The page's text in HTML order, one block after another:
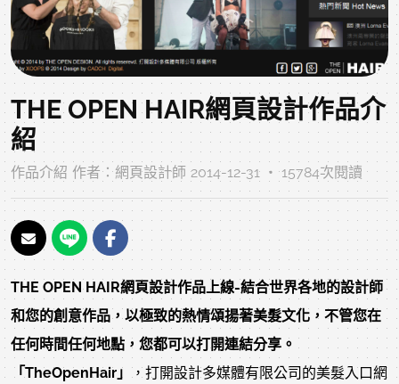
THE OPEN HAIR網頁設計作品介
紹
作品介紹 作者：網頁設計師 2014-12-31 ‧ 15784次閱讀
THE OPEN HAIR網頁設計作品上線-結合世界各地的設計師
和您的創意作品，以極致的熱情頌揚著美髮文化，不管您在
任何時間任何地點，您都可以打開連結分享。
「TheOpenHair」 ，打開設計多媒體有限公司的美髮入口網